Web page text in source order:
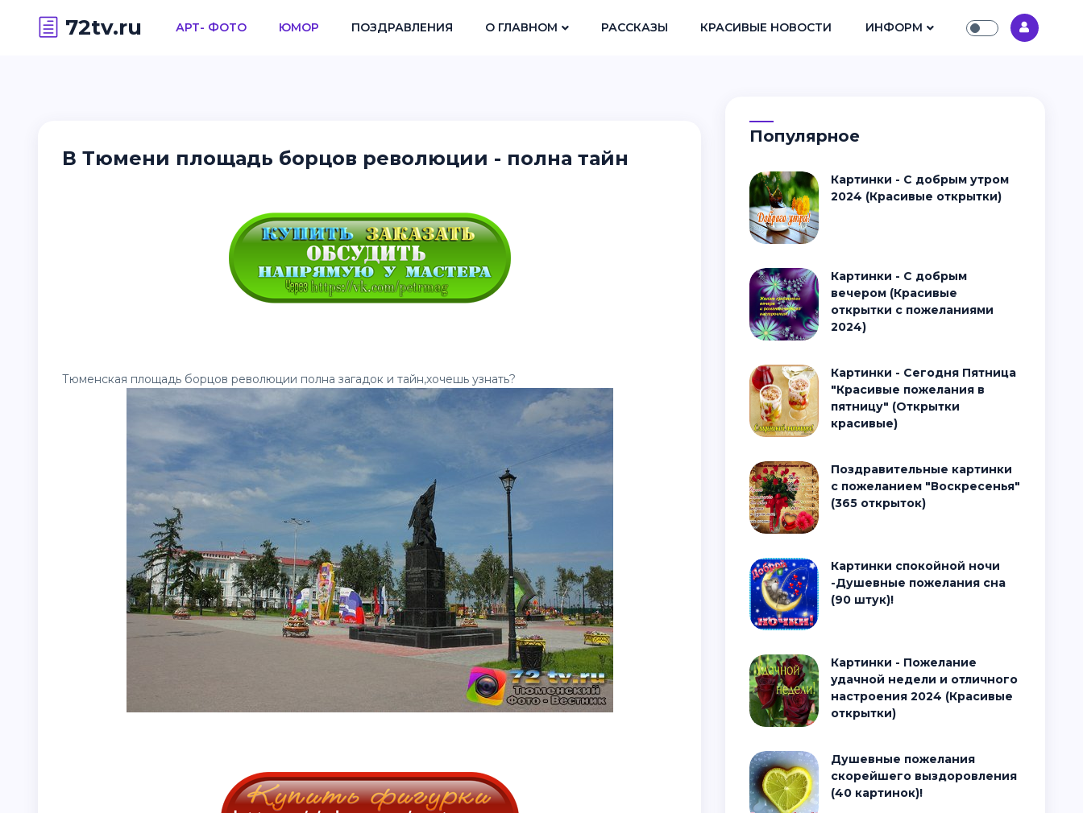
72tv.ru АРТ- ФОТО ЮМОР ПОЗДРАВЛЕНИЯ О ГЛАВНОМ РАССКАЗЫ КРАСИВЫЕ НОВОСТИ ИНФОРМ
В Тюмени площадь борцов революции - полна тайн
Тюменская площадь борцов революции полна загадок и тайн,хочешь узнать?
Популярное
Картинки - С добрым утром
2024 (Красивые открытки)
Картинки - С добрым
вечером (Красивые
открытки с пожеланиями
2024)
Картинки - Сегодня Пятница
"Красивые пожелания в
пятницу" (Открытки
красивые)
Поздравительные картинки
с пожеланием "Воскресенья"
(365 открыток)
Картинки спокойной ночи
-Душевные пожелания сна
(90 штук)!
Картинки - Пожелание
удачной недели и отличного
настроения 2024 (Красивые
открытки)
Душевные пожелания
скорейшего выздоровления
(40 картинок)!